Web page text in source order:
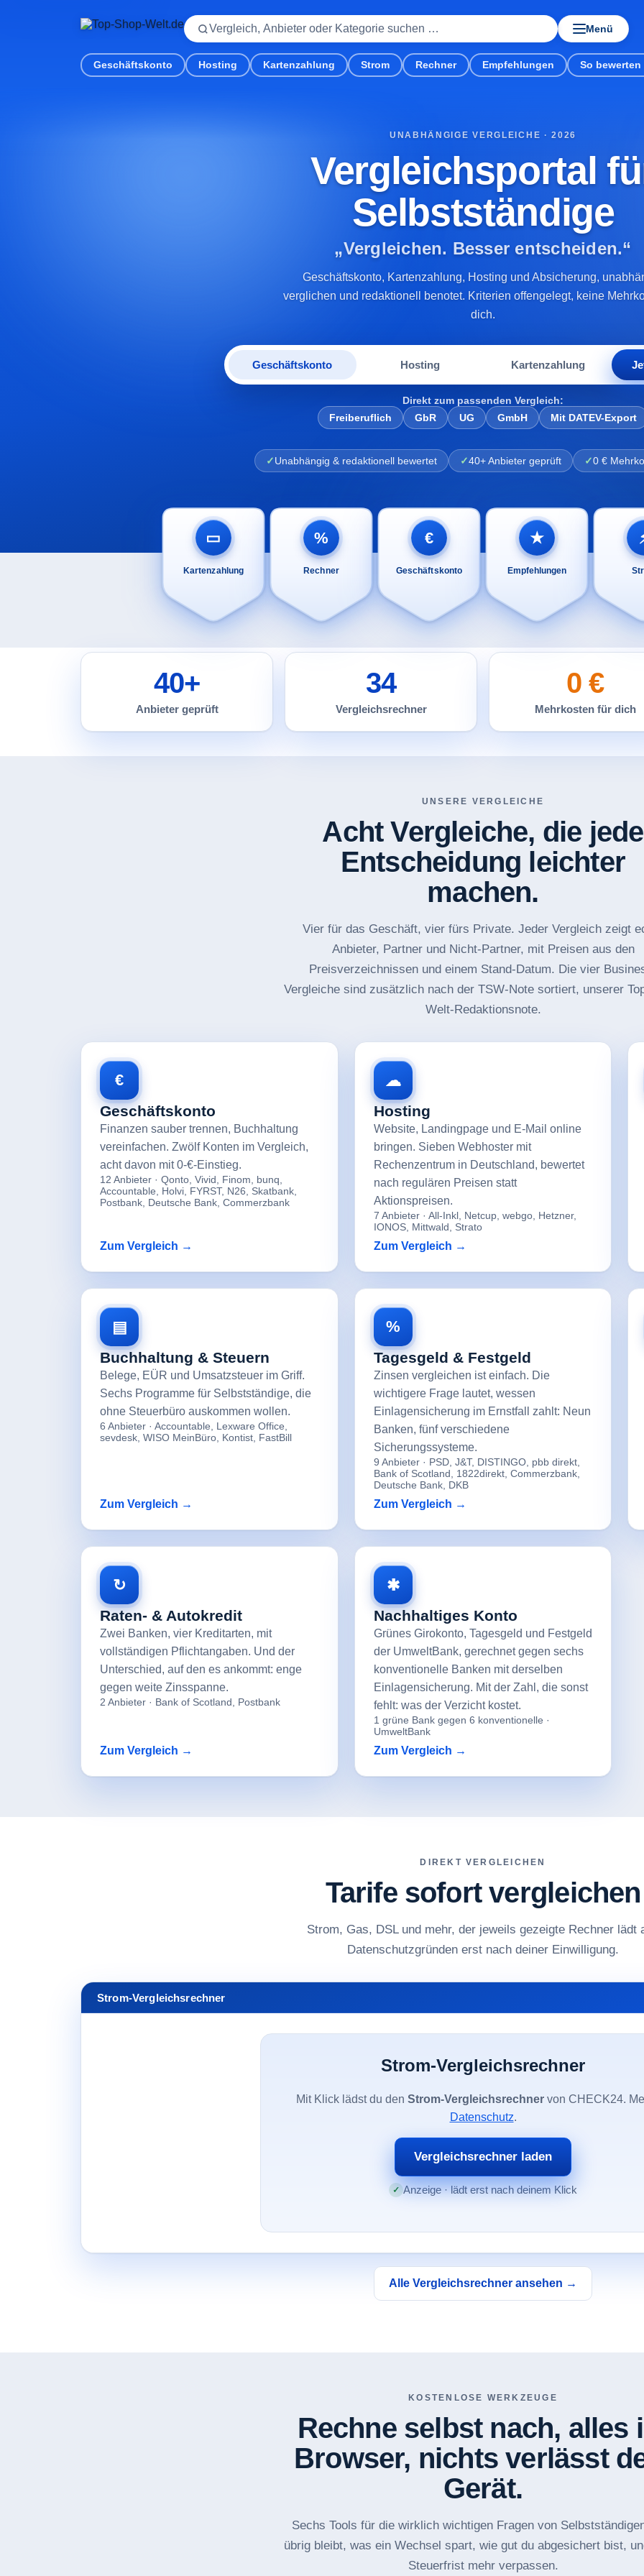
Menü
Geschäftskonto Hosting Kartenzahlung Strom Rechner Empfehlungen So bewerten
UNABHÄNGIGE VERGLEICHE · 2026
Top-Shop-Welt,
Vergleichsportal
Selbstständige
„Vergleichen. Besser entscheiden.“
Geschäftskonto, Kartenzahlung, Hosting und Absicherung,
verglichen und redaktionell benotet. Kriterien offengelegt, keine
dich.
Geschäftskonto Hosting Kartenzahlung
Direkt zum passenden Vergleich:
Freiberuflich
GbR UG GmbH Mit DATEV-Export
Unabhängig & redaktionell bewertet 40+ Anbieter geprüft 0 €
▭
Kartenzahlung
%
Rechner
€
Geschäftskonto
★
Empfehlungen
40+
Anbieter geprüft
34
Vergleichsrechner
0 €
Mehrkosten für dich
UNSERE VERGLEICHE
Acht Vergleiche, die jede
Entscheidung leichter
machen.
Vier für das Geschäft, vier fürs Private. Jeder Vergleich zeigt
Anbieter, Partner und Nicht-Partner, mit Preisen aus den
Preisverzeichnissen und einem Stand-Datum. Die vier
Vergleiche sind zusätzlich nach der TSW-Note sortiert, unserer
Welt-Redaktionsnote.
€
Geschäftskonto
Finanzen sauber trennen, Buchhaltung
vereinfachen. Zwölf Konten im Vergleich,
acht davon mit 0-€-Einstieg.
12 Anbieter · Qonto, Vivid, Finom, bunq,
Accountable, Holvi, FYRST, N26, Skatbank,
Postbank, Deutsche Bank, Commerzbank
Zum Vergleich →
☁
Hosting
Website, Landingpage und E-Mail online
bringen. Sieben Webhoster mit
Rechenzentrum in Deutschland, bewertet
nach regulären Preisen statt
Aktionspreisen.
7 Anbieter · All-Inkl, Netcup, webgo, Hetzner,
IONOS, Mittwald, Strato
Zum Vergleich →
▤
Buchhaltung & Steuern
Belege, EÜR und Umsatzsteuer im Griff.
Sechs Programme für Selbstständige, die
ohne Steuerbüro auskommen wollen.
6 Anbieter · Accountable, Lexware Office,
sevdesk, WISO MeinBüro, Kontist, FastBill
Zum Vergleich →
%
Tagesgeld & Festgeld
Zinsen vergleichen ist einfach. Die
wichtigere Frage lautet, wessen
Einlagensicherung im Ernstfall zahlt: Neun
Banken, fünf verschiedene
Sicherungssysteme.
9 Anbieter · PSD, J&T, DISTINGO, pbb direkt,
Bank of Scotland, 1822direkt, Commerzbank,
Deutsche Bank, DKB
Zum Vergleich →
↻
Raten- & Autokredit
Zwei Banken, vier Kreditarten, mit
vollständigen Pflichtangaben. Und der
Unterschied, auf den es ankommt: enge
gegen weite Zinsspanne.
2 Anbieter · Bank of Scotland, Postbank
Zum Vergleich →
✱
Nachhaltiges Konto
Grünes Girokonto, Tagesgeld und Festgeld
der UmweltBank, gerechnet gegen sechs
konventionelle Banken mit derselben
Einlagensicherung. Mit der Zahl, die sonst
fehlt: was der Verzicht kostet.
1 grüne Bank gegen 6 konventionelle ·
UmweltBank
Zum Vergleich →
DIREKT VERGLEICHEN
Tarife sofort vergleichen
Strom, Gas, DSL und mehr, der jeweils gezeigte Rechner lädt
Datenschutzgründen erst nach deiner Einwilligung.
Strom-Vergleichsrechner
Strom-Vergleichsrechner
Mit Klick lädst du den Strom-Vergleichsrechner von CHECK24.
Datenschutz.
Vergleichsrechner laden
Anzeige · lädt erst nach deinem Klick
Alle Vergleichsrechner ansehen →
KOSTENLOSE WERKZEUGE
Rechne selbst nach, alles
Browser, nichts verlässt
Gerät.
Sechs Tools für die wirklich wichtigen Fragen von
übrig bleibt, was ein Wechsel spart, wie gut du abgesichert bist,
Steuerfrist mehr verpassen.